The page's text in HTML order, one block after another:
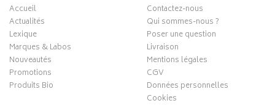
Accueil
Actualités
Lexique
Marques & Labos
Nouveautés
Promotions
Produits Bio
Contactez-nous
Qui sommes-nous ?
Poser une question
Livraison
Mentions légales
CGV
Données personnelles
Cookies